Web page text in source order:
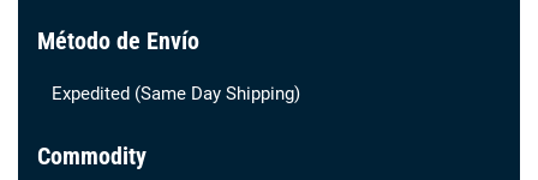
Método de Envío
Expedited (Same Day Shipping)
Commodity
en